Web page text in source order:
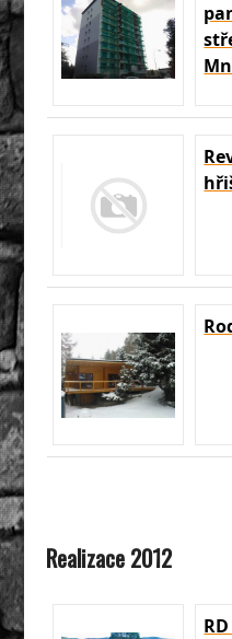
Realizace 2012